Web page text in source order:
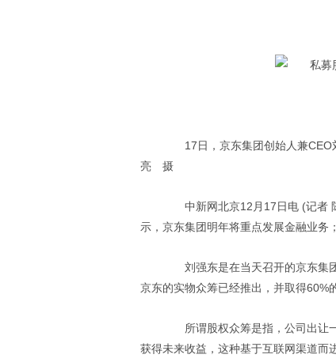
17日，京东集团创始人兼CEO
亮 摄
中新网北京12月17日电 (记者
示，京东集团明年将重点发展金融业务
刘强东是在当天召开的京东集团
京东的实物众筹已经推出，并取得60%
所谓股权众筹是指，公司出让一
获得未来收益，这种基于互联网渠道而